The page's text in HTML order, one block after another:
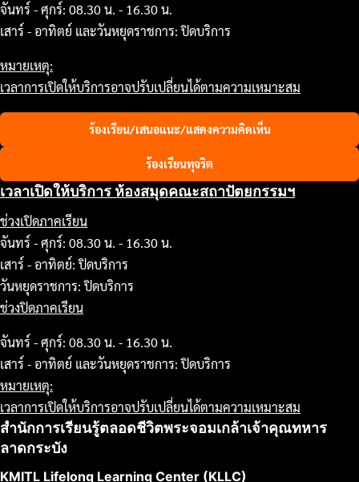
จันทร์ - ศุกร์: 08.30 น. - 16.30 น.
เสาร์ - อาทิตย์ และวันหยุดราชการ: ปิดบริการ
หมายเหตุ:
เวลาการเปิดให้บริการอาจปรับเปลี่ยนได้ตามความเหมาะสม
ร้องเรียน/เสนอแนะ/แสดงความคิดเห็น
ร้องเรียนทุจริต
เวลาเปิดให้บริการ ห้องสมุดคณะสถาปัตยกรรมฯ
ช่วงเปิดภาคเรียน
จันทร์ - ศุกร์: 08.30 น. - 16.30 น.
เสาร์ - อาทิตย์: ปิดบริการ
วันหยุดราชการ: ปิดบริการ
ช่วงปิดภาคเรียน
จันทร์ - ศุกร์: 08.30 น. - 16.30 น.
เสาร์ - อาทิตย์ และวันหยุดราชการ: ปิดบริการ
หมายเหตุ:
เวลาการเปิดให้บริการอาจปรับเปลี่ยนได้ตามความเหมาะสม
สำนักการเรียนรู้ตลอดชีวิตพระจอมเกล้าเจ้าคุณทหาร
ลาดกระบัง
KMITL Lifelong Learning Center (KLLC)